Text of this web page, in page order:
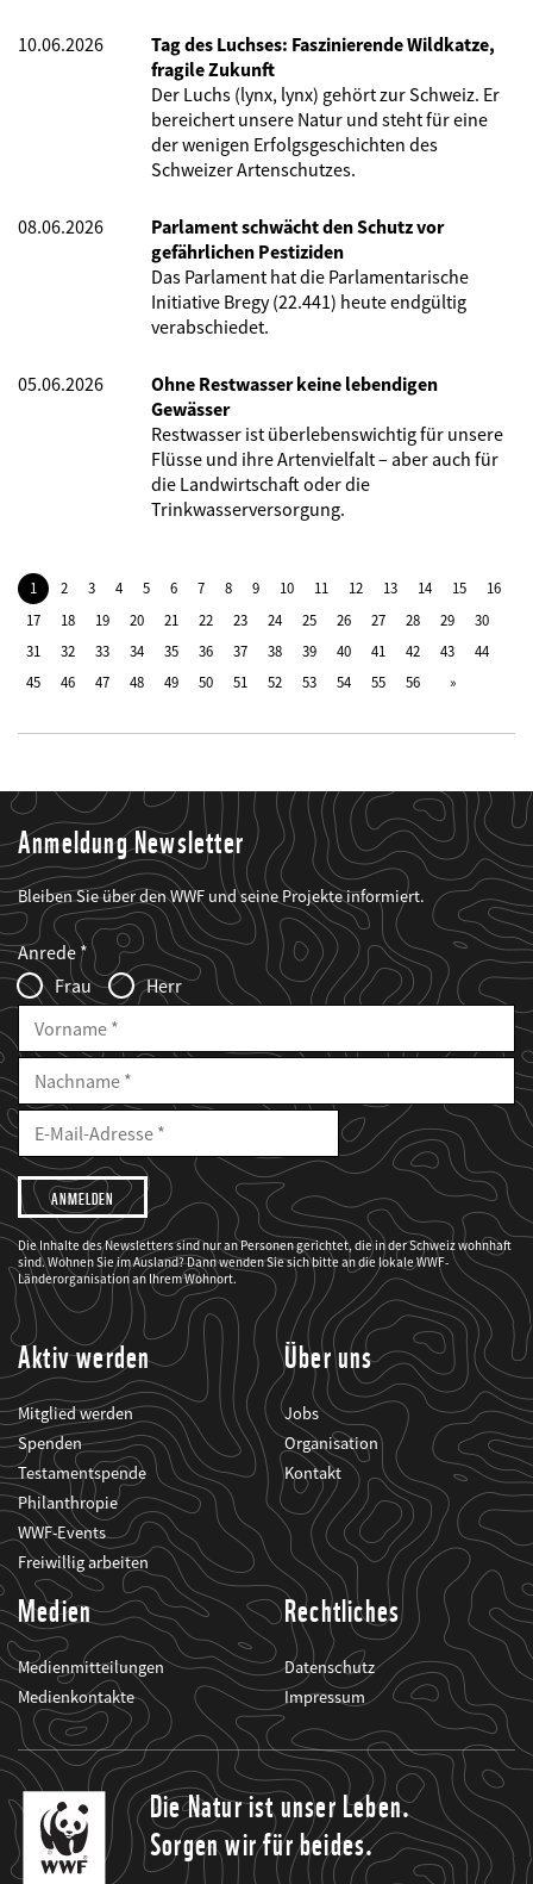
10.06.2026
Tag des Luchses: Faszinierende Wildkatze,
fragile Zukunft
Der Luchs (lynx, lynx) gehört zur Schweiz. Er
bereichert unsere Natur und steht für eine
der wenigen Erfolgsgeschichten des
Schweizer Artenschutzes.
08.06.2026
Parlament schwächt den Schutz vor
gefährlichen Pestiziden
Das Parlament hat die Parlamentarische
Initiative Bregy (22.441) heute endgültig
verabschiedet.
05.06.2026
Ohne Restwasser keine lebendigen
Gewässer
Restwasser ist überlebenswichtig für unsere
Flüsse und ihre Artenvielfalt – aber auch für
die Landwirtschaft oder die
Trinkwasserversorgung.
1 2 3 4 5 6 7 8 9 10 11 12 13 14 15
16
17
18 19 20 21 22 23 24 25 26 27 28 29
30
31
32 33 34 35 36 37 38 39 40 41 42 43
44
45
46 47 48 49 50 51 52 53 54 55 56
Anmeldung Newsletter
Bleiben Sie über den WWF und seine Projekte informiert.
Web2Case
Infofelder
Fieldset
anrede_name
Anrede
Frau
Herr
Vorname
Nachname
E-
Mailadresse
E-
Adresse
Ich
möchte,
dass
der
WWF
mich
über
seine
Projekte
informiert.
Die Inhalte des Newsletters sind nur an Personen gerichtet, die in der Schweiz wohnhaft
sind. Wohnen Sie im Ausland? Dann wenden Sie sich bitte an die lokale WWF-
Länderorganisation an Ihrem Wohnort.
Aktiv werden
Mitglied werden
Spenden
Testamentspende
Philanthropie
WWF-Events
Freiwillig arbeiten
Über uns
Jobs
Organisation
Kontakt
Medien
Medienmitteilungen
Medienkontakte
Rechtliches
Datenschutz
Impressum
Die Natur ist unser Leben.
Sorgen wir für beides.